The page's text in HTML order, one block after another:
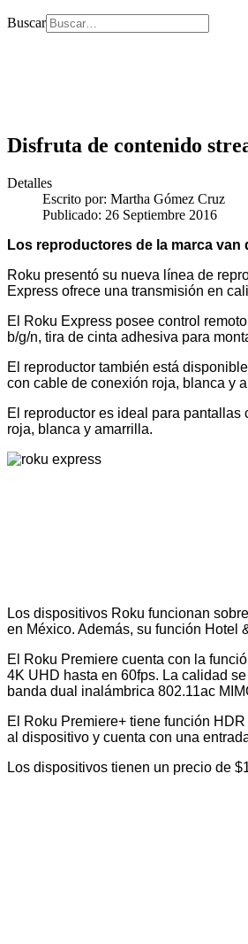
Buscar
Disfruta de contenido
Detalles
Escrito por: Martha Gómez Cruz
Publicado: 26 Septiembre 2016
Los reproductores de la marca van
Roku presentó su nueva línea de
Express ofrece una transmisión en
El Roku Express posee control
b/g/n, tira de cinta adhesiva para
El reproductor también está
con cable de conexión roja, blanca y
El reproductor es ideal para
roja, blanca y amarrilla.
Los dispositivos Roku funcionan
en México. Además, su función Hotel
El Roku Premiere cuenta con la
4K UHD hasta en 60fps. La calidad
banda dual inalámbrica 802.11ac
El Roku Premiere+ tiene función
al dispositivo y cuenta con una
Los dispositivos tienen un precio de